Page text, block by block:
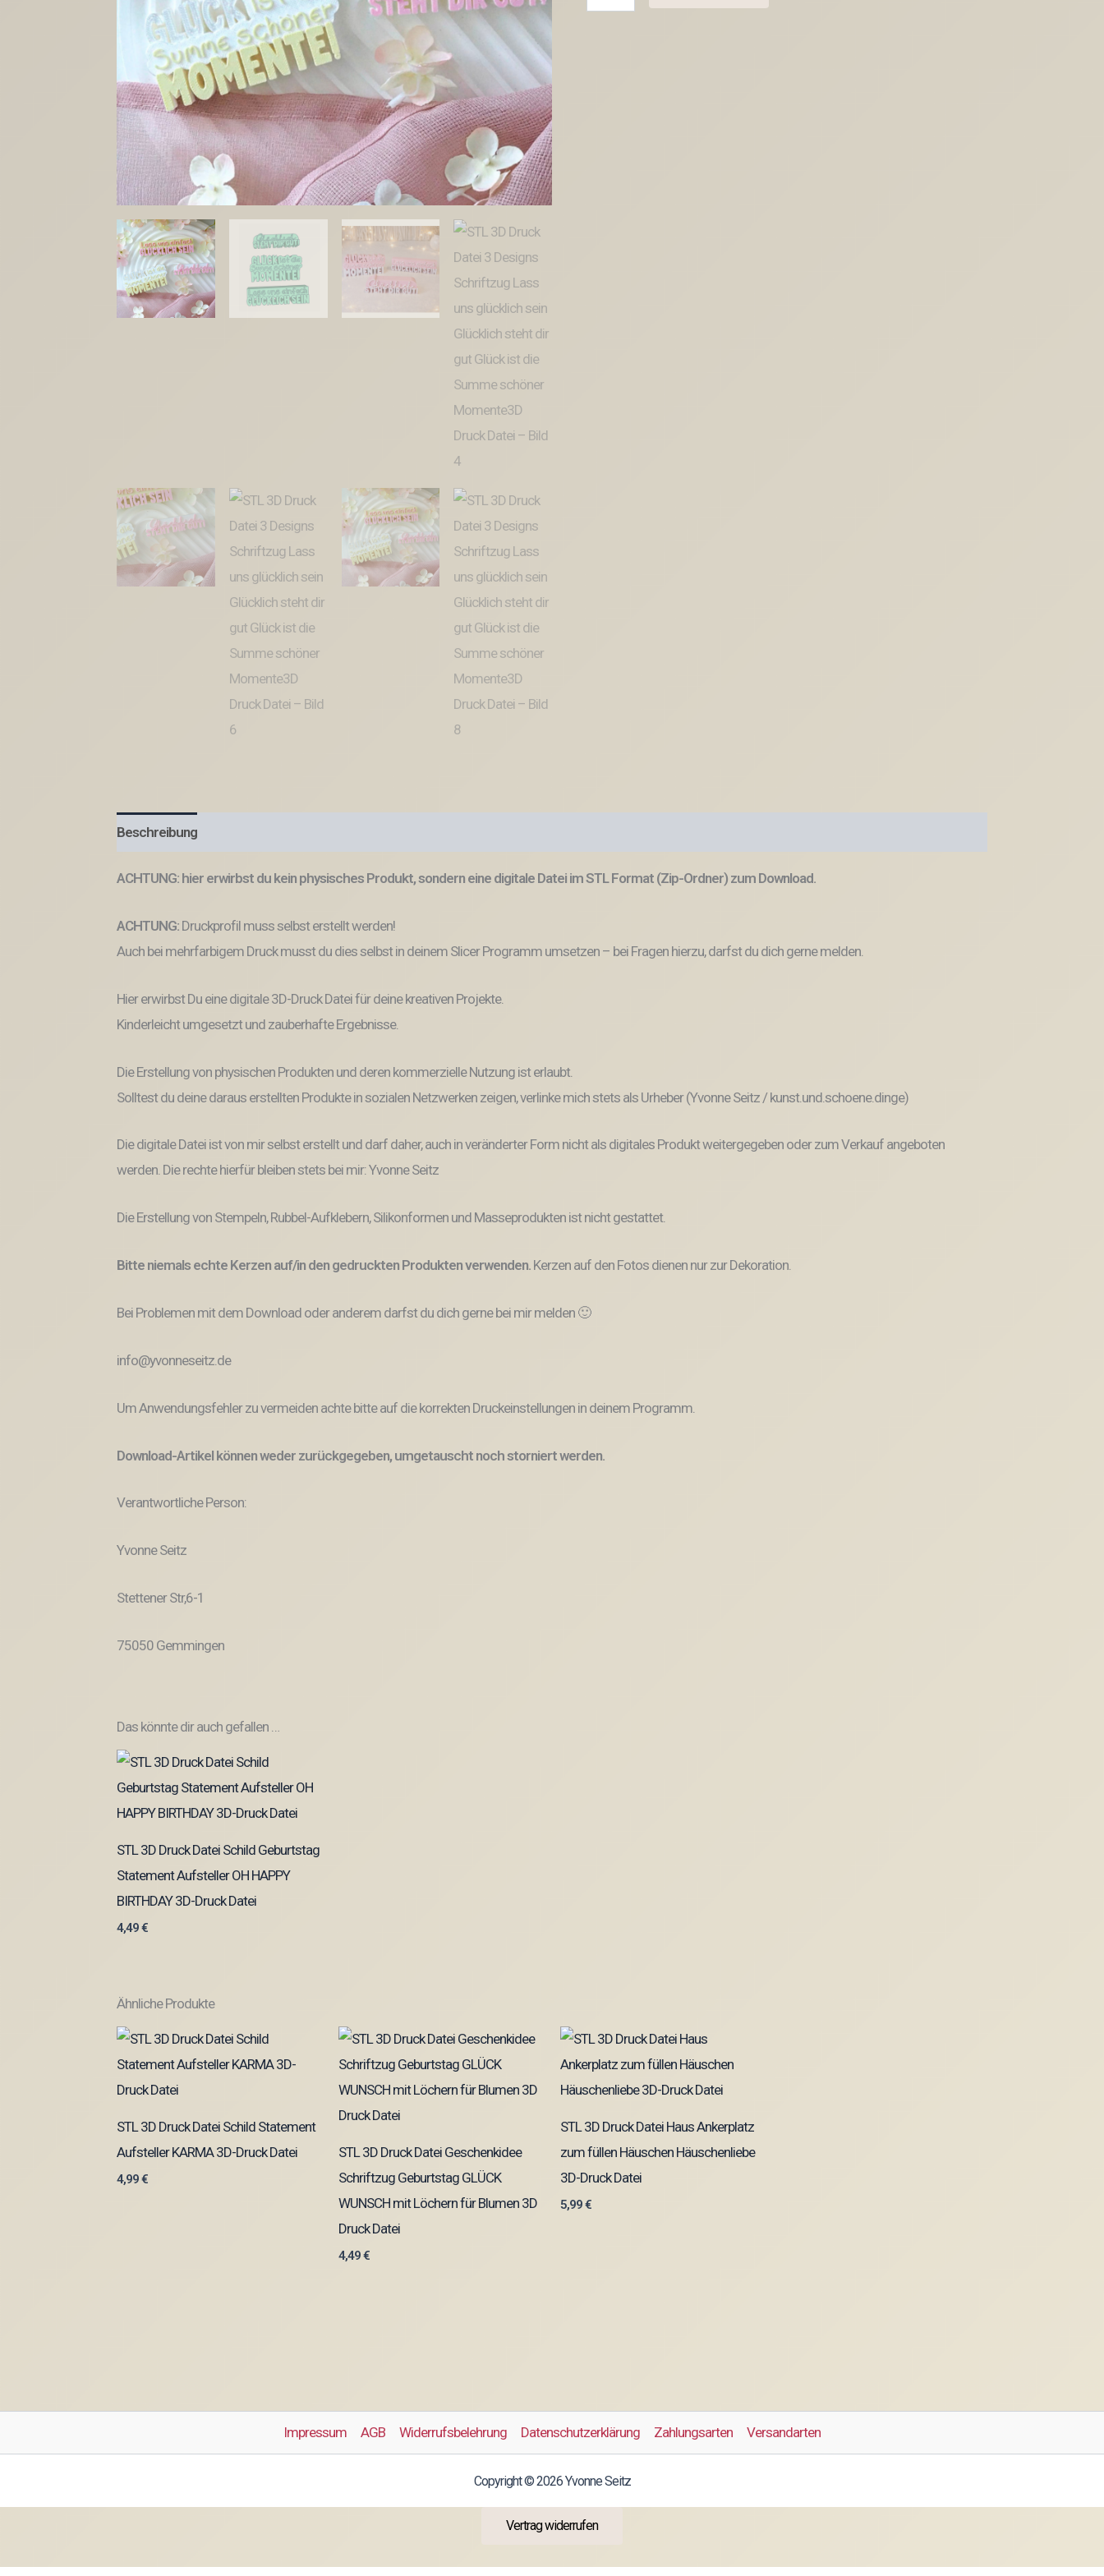
Beschreibung
ACHTUNG: hier erwirbst du kein physisches Produkt, sondern eine digitale Datei im STL Format (Zip-Ordner) zum Download.
ACHTUNG: Druckprofil muss selbst erstellt werden!
Auch bei mehrfarbigem Druck musst du dies selbst in deinem Slicer Programm umsetzen – bei Fragen hierzu, darfst du dich gerne melden.
Hier erwirbst Du eine digitale 3D-Druck Datei für deine kreativen Projekte.
Kinderleicht umgesetzt und zauberhafte Ergebnisse.
Die Erstellung von physischen Produkten und deren kommerzielle Nutzung ist erlaubt.
Solltest du deine daraus erstellten Produkte in sozialen Netzwerken zeigen, verlinke mich stets als Urheber (Yvonne Seitz / kunst.und.schoene.dinge)
Die digitale Datei ist von mir selbst erstellt und darf daher, auch in veränderter Form nicht als digitales Produkt weitergegeben oder zum Verkauf angeboten
werden. Die rechte hierfür bleiben stets bei mir: Yvonne Seitz
Die Erstellung von Stempeln, Rubbel-Aufklebern, Silikonformen und Masseprodukten ist nicht gestattet.
Bitte niemals echte Kerzen auf/in den gedruckten Produkten verwenden. Kerzen auf den Fotos dienen nur zur Dekoration.
Bei Problemen mit dem Download oder anderem darfst du dich gerne bei mir melden 🙂
info@yvonneseitz.de
Um Anwendungsfehler zu vermeiden achte bitte auf die korrekten Druckeinstellungen in deinem Programm.
Download-Artikel können weder zurückgegeben, umgetauscht noch storniert werden.
Verantwortliche Person:
Yvonne Seitz
Stettener Str,6-1
75050 Gemmingen
Das könnte dir auch gefallen …
STL 3D Druck Datei Schild Geburtstag
Statement Aufsteller OH HAPPY
BIRTHDAY 3D-Druck Datei
4,49€
Ähnliche Produkte
STL 3D Druck Datei Schild Statement
Aufsteller KARMA 3D-Druck Datei
4,99€
STL 3D Druck Datei Geschenkidee
Schriftzug Geburtstag GLÜCK
WUNSCH mit Löchern für Blumen 3D
Druck Datei
4,49€
STL 3D Druck Datei Haus Ankerplatz
zum füllen Häuschen Häuschenliebe
3D-Druck Datei
5,99€
Impressum AGB Widerrufsbelehrung Datenschutzerklärung Zahlungsarten Versandarten
Copyright © 2026 Yvonne Seitz
Vertrag widerrufen